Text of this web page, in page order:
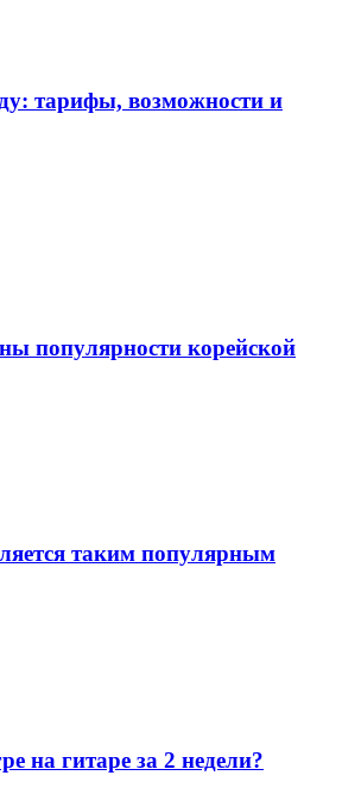
тарифы, возможности и
популярности корейской
таким популярным
на гитаре за 2 недели?